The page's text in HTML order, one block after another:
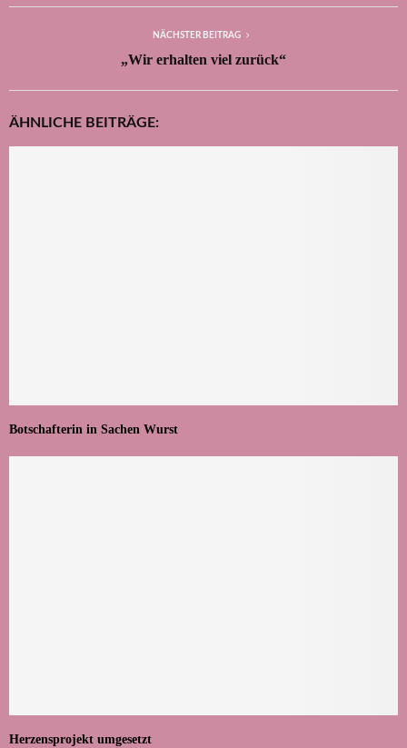
NÄCHSTER BEITRAG
„Wir erhalten viel zurück“
ÄHNLICHE BEITRÄGE:
Botschafterin in Sachen Wurst
Herzensprojekt umgesetzt